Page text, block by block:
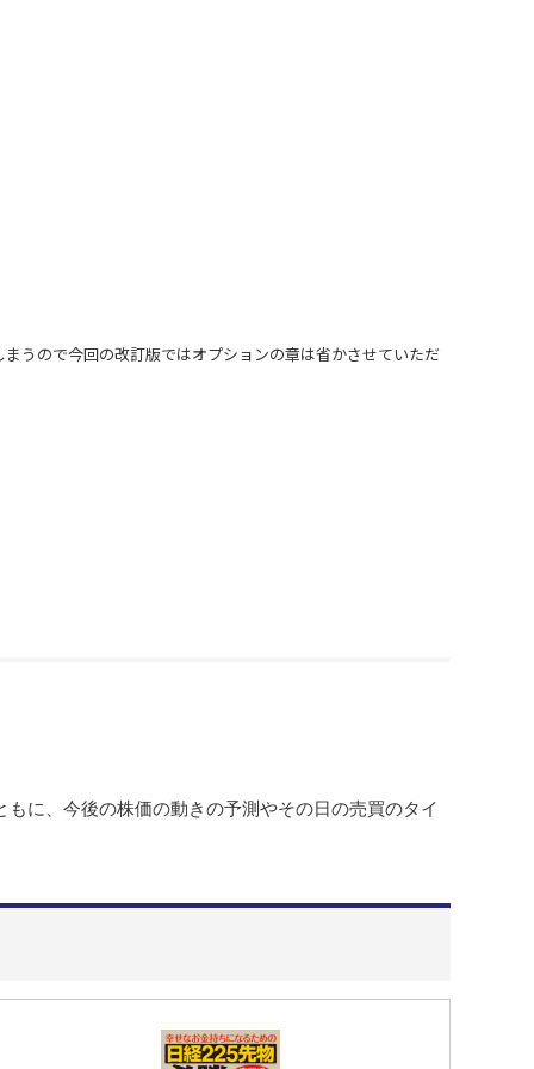
うので今回の改訂版ではオプションの章は省かさせていただ
に、今後の株価の動きの予測やその日の売買のタイ